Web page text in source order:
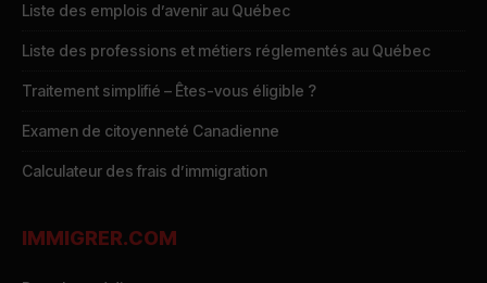
Liste des emplois d’avenir au Québec
Liste des professions et métiers réglementés au Québec
Traitement simplifié – Êtes-vous éligible ?
Examen de citoyenneté Canadienne
Calculateur des frais d’immigration
IMMIGRER.COM